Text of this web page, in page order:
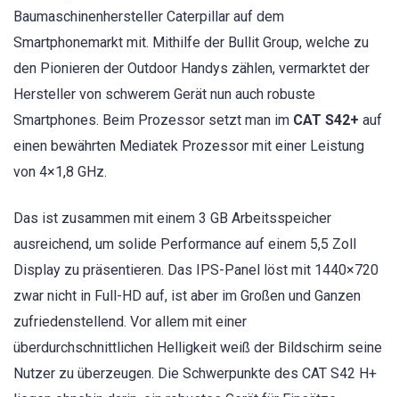
Baumaschinenhersteller Caterpillar auf dem
Smartphonemarkt mit. Mithilfe der Bullit Group, welche zu
den Pionieren der Outdoor Handys zählen, vermarktet der
Hersteller von schwerem Gerät nun auch robuste
Smartphones. Beim Prozessor setzt man im CAT S42+ auf
einen bewährten Mediatek Prozessor mit einer Leistung
von 4×1,8 GHz.
Das ist zusammen mit einem 3 GB Arbeitsspeicher
ausreichend, um solide Performance auf einem 5,5 Zoll
Display zu präsentieren. Das IPS-Panel löst mit 1440×720
zwar nicht in Full-HD auf, ist aber im Großen und Ganzen
zufriedenstellend. Vor allem mit einer
überdurchschnittlichen Helligkeit weiß der Bildschirm seine
Nutzer zu überzeugen. Die Schwerpunkte des CAT S42 H+